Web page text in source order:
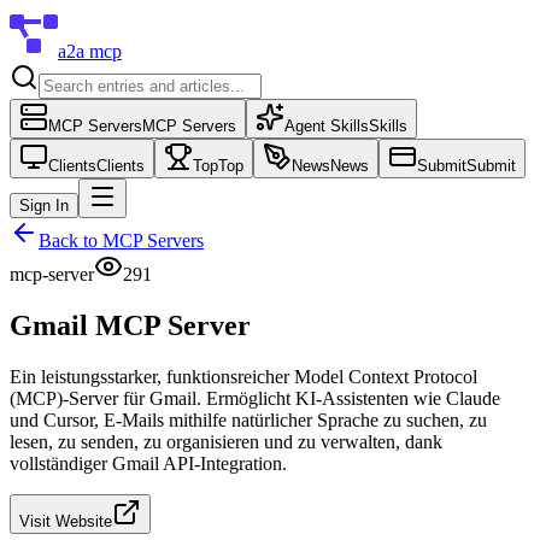
a2a mcp
MCP Servers MCP Servers Agent SkillsSkills
ClientsClients TopTop News News SubmitSubmit
Sign In
Back to MCP Servers
mcp-server
291
Gmail MCP Server
Ein leistungsstarker, funktionsreicher Model Context Protocol
(MCP)-Server für Gmail. Ermöglicht KI-Assistenten wie Claude
und Cursor, E-Mails mithilfe natürlicher Sprache zu suchen, zu
lesen, zu senden, zu organisieren und zu verwalten, dank
vollständiger Gmail API-Integration.
Visit Website